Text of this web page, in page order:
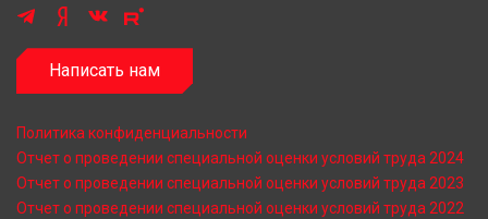
Написать нам
Политика конфиденциальности
Отчет о проведении специальной оценки условий труда 2024
Отчет о проведении специальной оценки условий труда 2023
Отчет о проведении специальной оценки условий труда 2022